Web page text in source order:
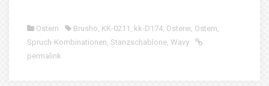
Ostern Brusho KK-0211 kk-D174 Osterei Ostern
Spruch-Kombinationen Stanzschablone Wavy
permalink